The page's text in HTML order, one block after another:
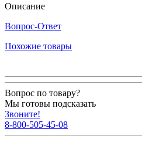
Описание
Вопрос-Ответ
Похожие товары
Вопрос по товару?
Мы готовы подсказать
Звоните!
8-800-505-45-08